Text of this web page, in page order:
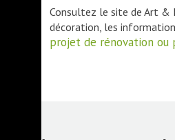
Consultez le site de Art &
décoration, les
projet de rénovation